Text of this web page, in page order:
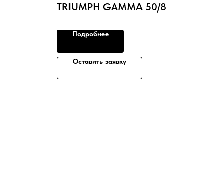
TRIUMPH GAMMA 50/8
Подробнее
Оставить заявку